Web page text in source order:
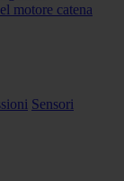
motore catena
Sensori